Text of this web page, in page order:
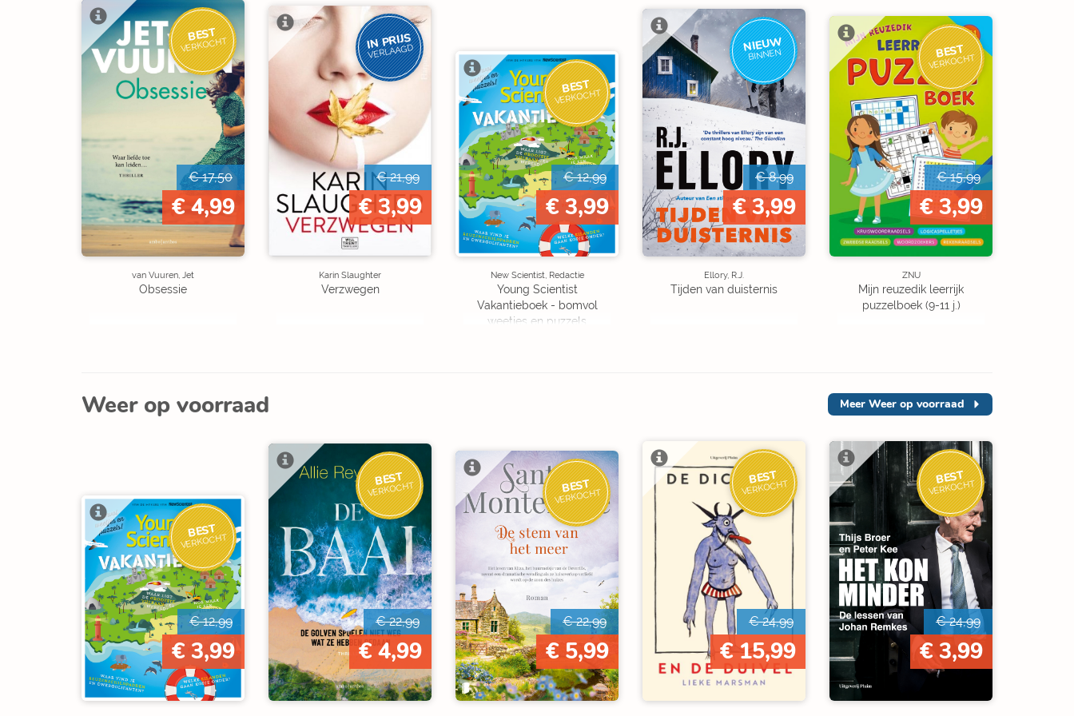
BEST
VERKOCHT
€ 17,50
€ 4,99
van Vuuren, Jet
Obsessie
IN PRIJS
VERLAAGD
€ 21,99
€ 3,99
Karin Slaughter
Verzwegen
BEST
VERKOCHT
€ 12,99
€ 3,99
New Scientist, Redactie
Young Scientist
Vakantieboek - bomvol
weetjes en puzzels
NIEUW
BINNEN
€ 8,99
€ 3,99
Ellory, R.J.
Tijden van duisternis
BEST
VERKOCHT
€ 15,99
€ 3,99
ZNU
Mijn reuzedik leerrijk
puzzelboek (9-11 j.)
Weer op voorraad Meer Weer op voorraad
BEST
VERKOCHT
€ 12,99
€ 3,99
BEST
VERKOCHT
€ 22,99
€ 4,99
BEST
VERKOCHT
€ 22,99
€ 5,99
BEST
VERKOCHT
€ 24,99
€ 15,99
BEST
VERKOCHT
€ 24,99
€ 3,99